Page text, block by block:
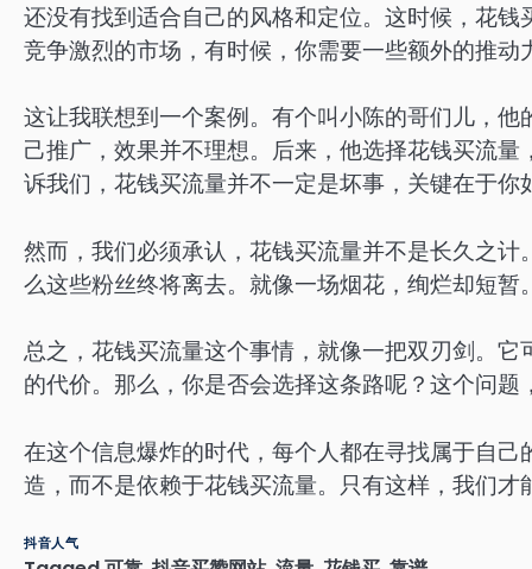
还没有找到适合自己的风格和定位。这时候，花
竞争激烈的市场，有时候，你需要一些额外的推动
这让我联想到一个案例。有个叫小陈的哥们儿，
己推广，效果并不理想。后来，他选择花钱买流
诉我们，花钱买流量并不一定是坏事，关键在于你
然而，我们必须承认，花钱买流量并不是长久之
么这些粉丝终将离去。就像一场烟花，绚烂却短暂
总之，花钱买流量这个事情，就像一把双刃剑。
的代价。那么，你是否会选择这条路呢？这个问题
在这个信息爆炸的时代，每个人都在寻找属于自
造，而不是依赖于花钱买流量。只有这样，我们
抖音人气